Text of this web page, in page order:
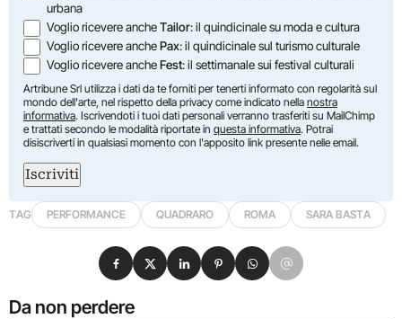
urbana
Voglio ricevere ancheTailor: il quindicinale su moda e cultura
Voglio ricevere anchePax: il quindicinale sul turismo culturale
Voglio ricevere ancheFest: il settimanale sui festival culturali
Artribune Srl utilizza i dati da te forniti per tenerti informato con regolarità sul
mondo dell'arte, nel rispetto della privacy come indicato nella nostra
informativa. Iscrivendoti i tuoi dati personali verranno trasferiti su MailChimp
e trattati secondo le modalità riportate in questa informativa. Potrai
disiscriverti in qualsiasi momento con l'apposito link presente nelle email.
Iscriviti
TAG PERFORMANCE QUADRARO ROMA SARA BASTA
Da non perdere
Condividi su Facebook
Condividi su X
Condividi su LinkedIn
Condividi su Pinterest
Condividi su WhatsApp
Condividi su Email